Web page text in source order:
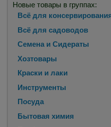
Новые товары в группах:
Всё для
Всё для садоводов
Семена и Сидераты
Хозтовары
Краски и лаки
Инструменты
Посуда
Бытовая химия